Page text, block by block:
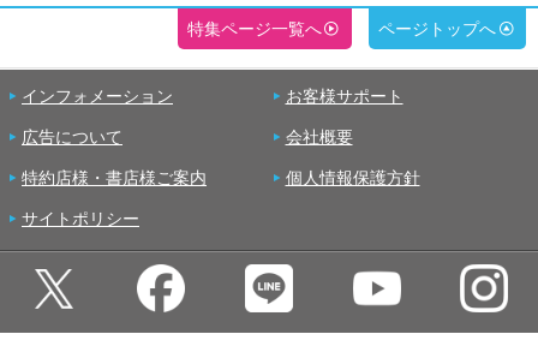
特集ページ一覧へ ページトップへ
インフォメーション お客様サポート
広告について 会社概要
特約店様・書店様ご案内 個人情報保護方針
サイトポリシー